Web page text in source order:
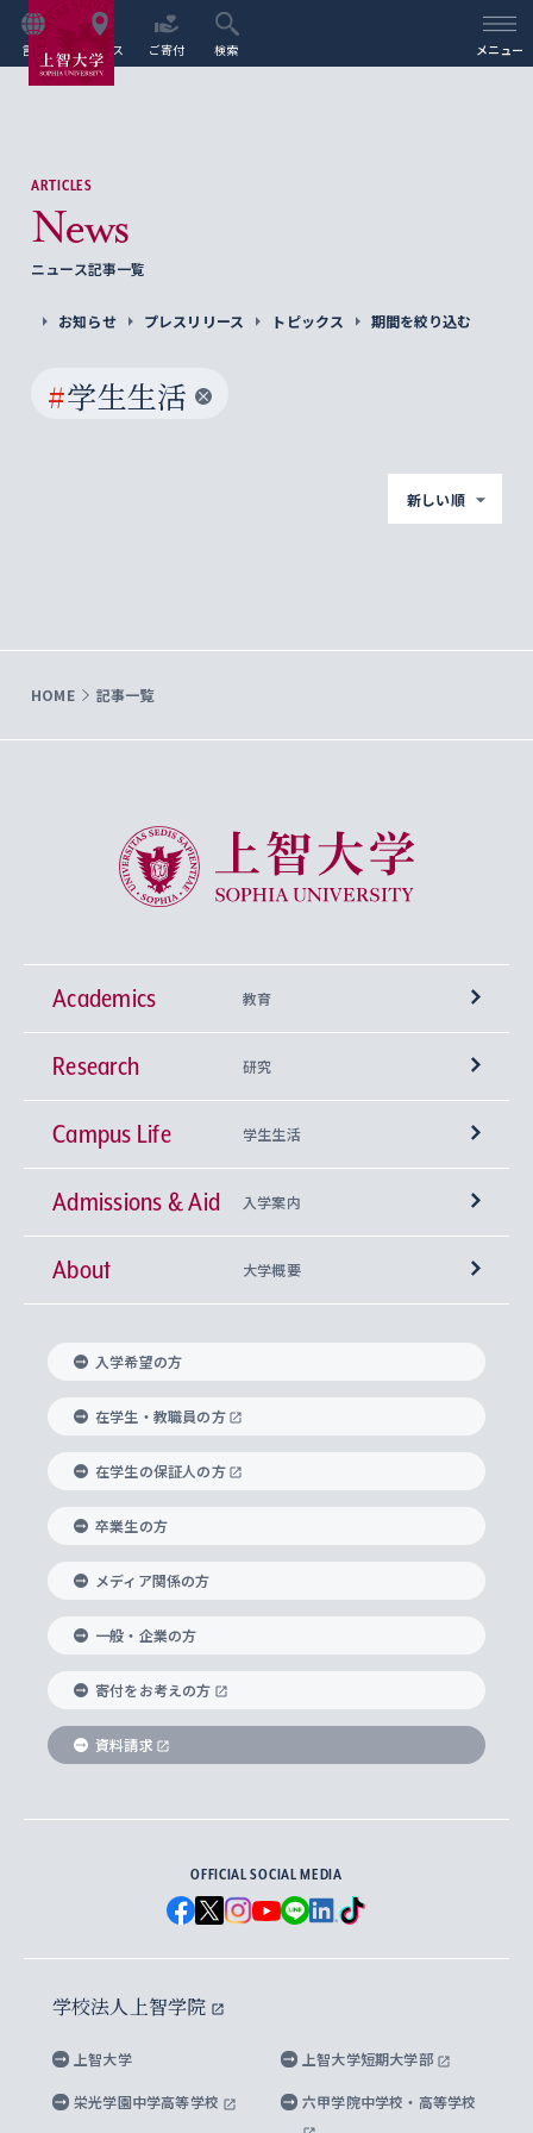
言語 アクセス ご寄付 検索 メニュー
ARTICLES
News
ニュース記事一覧
お知らせ プレスリリース トピックス 期間を絞り込む
#学生生活
新しい順
HOME 記事一覧
上智大学 Sophia University
Academics 教育
学部
神学部
文学部
総合人間科学部
経済学部
外国語学部
総合グローバル学部
国際教養学部
理工学部
Futures） – 持続可能な未来を考える６学科連携
興味から学科を探す
上智大学の全学共通教育
基盤教育センター
キリスト教人間学
身体知
思考と表現
データサイエンス
上智大学の語学教育
言語教育研究センター
上智大学のグローバル教育
グローバル教育センター
上智大学で学ぶ
海外で学ぶ
学びのサポート
大学院
神学研究科
実践宗教学研究科
総合人間科学研究科
経済学研究科
グローバル・スタディーズ研究科
助産学専攻科
生涯学習
Research 研究
研究所 等
キリスト教文化研究所
中世思想研究所
国際言語情報研究所
グローバル・コンサーン研究所
比較文化研究所
ヨーロッパ研究所
アジア文化研究所
アメリカ・カナダ研究所
メディア・ジャーナリズム研究所
水稀少社会研究センター
先進機械・構造材料イノベーションセンター
Sophia Open Research Weeks (SORW)
産官学連携
知的財産
研究支援制度
重点領域研究・自由課題研究
研究活動に関する法令・研究費の使用について
Campus Life 学生生活
学期区分と授業時間割
課外活動
課外教育プログラム
ボランティア活動
グローバルな学びのコミュニティ
学生の相談窓口
心身の健康相談
ハラスメント防止の取り組み
障がいのある学生への支援
キャリア形成サポート
キャリア形成支援プログラム
就職（内定先）・進路統計
企業の採用ご担当者様へのご案内
住まいのサポート
Admissions & Aid 入学案内
上智大学で取得できる学位
入れの方針）
科目等履修生
研究生・外国人特別研究生・国費留学生
交換留学生(海外大学から上智大学で学ぶ)
ノンディグリー生
Sophia Short-term Program受講生
学費・奨学金
学部入学前に出願する奨学金
国による高等教育の修学支援新制度
大学院生対象の奨学金
海外留学する際の費用と奨学金
About 大学概要
理事長・学長メッセージ
学長・副学長紹介
上智大学の精神
上智大学の理念
上智大学の沿革
ソフィア・アーカイブズ
上智大学とカトリック
グローバルエンゲージメント
上智大学を訪れた世界の知性
国連Weeks・アフリカWeeks
ダイバーシティ＆サステナビリティへの取り組み
上智大学公式ソーシャルメディア
学校法人上智学院について
数字で見る上智大学
上智大学のネットワーク
父母・保証人とのネットワーク
学外とのネットワーク
上智大学の出版物
上智大学大学案内・大学院案内
英文広報誌 SOPHIA magazine
上智大学のビジュアル・アイデンティティ
上智大学ビジュアル・アイデンティティ
上智大学校歌 ・上智大学学生歌
上智大学への取材・キャンパスでの撮影について
上智大学の公開情報
上智大学の教育研究活動等の情報公表
キャンパス案内
入学希望の方
在学生・教職員の方
在学生の保証人の方
卒業生の方
メディア関係の方
一般・企業の方
寄付をお考えの方
資料請求
OFFICIAL SOCIAL MEDIA
学校法人上智学院
上智大学 上智大学短期大学部
栄光学園中学高等学校 六甲学院中学校・高等学校